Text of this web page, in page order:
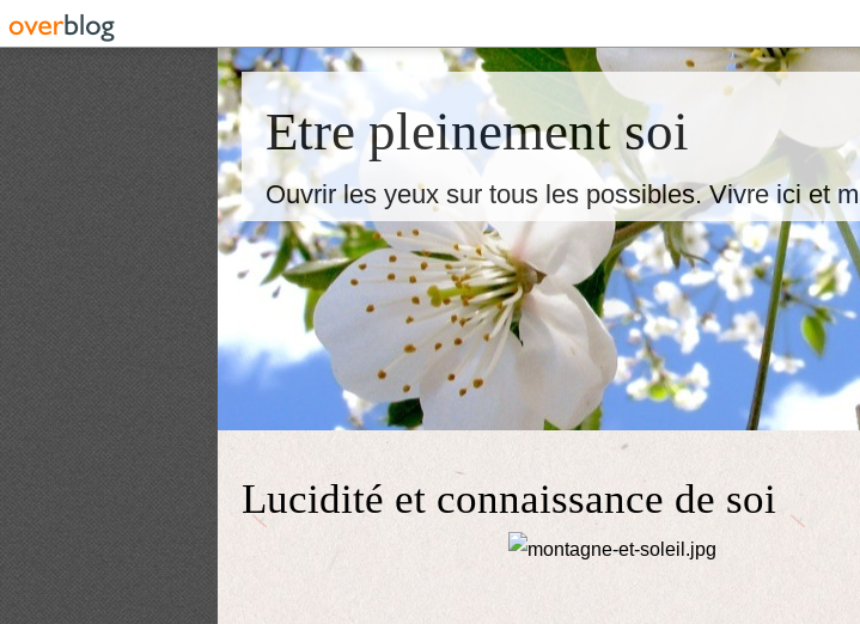
Etre pleinement soi
Ouvrir les yeux sur tous les possibles. Vivre ici et
Lucidité et connaissance de soi